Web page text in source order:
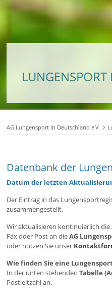
LUNGENSPORT
AG Lungensport in Deutschland e.V.
Datenbank der
Datum der letzten
Der Eintrag in das
zusammengestellt.
Wir aktualisieren kontinuierlich
Fax oder Post an dieAG
oder nutzen Sie unser
Wie finden Sie eine
In der unten stehenden Tabelle
Postleitzahl an.